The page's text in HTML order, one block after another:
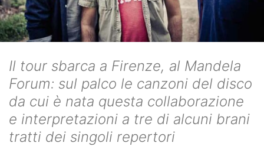
Il tour sbarca a Firenze, al Mandela
Forum: sul palco le canzoni del disco
da cui è nata questa collaborazione
e interpretazioni a tre di alcuni brani
tratti dei singoli repertori